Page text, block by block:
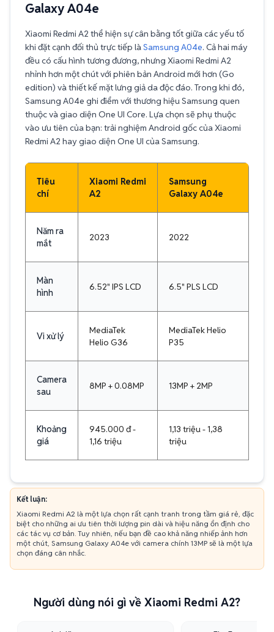
Galaxy A04e
Xiaomi Redmi A2 thể hiện sự cân bằng tốt giữa các yếu tố
khi đặt cạnh đối thủ trực tiếp làSamsung A04e. Cả hai máy
đều có cấu hình tương đương, nhưng Xiaomi Redmi A2
nhỉnh hơn một chút với phiên bản Android mới hơn (Go
edition) và thiết kế mặt lưng giả da độc đáo. Trong khi đó,
Samsung A04e ghi điểm với thương hiệu Samsung quen
thuộc và giao diện One UI Core. Lựa chọn sẽ phụ thuộc
vào ưu tiên của bạn: trải nghiệm Android gốc của Xiaomi
Redmi A2 hay giao diện One UI của Samsung.
Tiêu
chí
Xiaomi Redmi
A2
Samsung
Galaxy A04e
Năm ra
mắt
2023 2022
Màn
hình
6.52" IPS LCD 6.5" PLS LCD
Vi xử lý
MediaTek
Helio G36
MediaTek Helio
P35
Camera
sau
8MP + 0.08MP 13MP + 2MP
Khoảng
giá
945.000 đ -
1,16 triệu
1,13 triệu - 1,38
triệu
Kết luận:
Xiaomi Redmi A2 là một lựa chọn rất cạnh tranh trong tầm giá rẻ, đặc
biệt cho những ai ưu tiên thời lượng pin dài và hiệu năng ổn định cho
các tác vụ cơ bản. Tuy nhiên, nếu bạn đề cao khả năng nhiếp ảnh hơn
một chút, Samsung Galaxy A04e với camera chính 13MP sẽ là một lựa
chọn đáng cân nhắc.
Người dùng nói gì về Xiaomi Redmi A2?